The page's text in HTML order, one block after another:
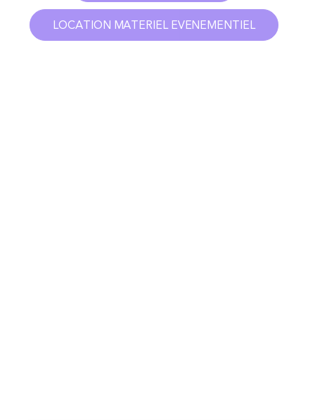
LOCATION MATERIEL EVENEMENTIEL